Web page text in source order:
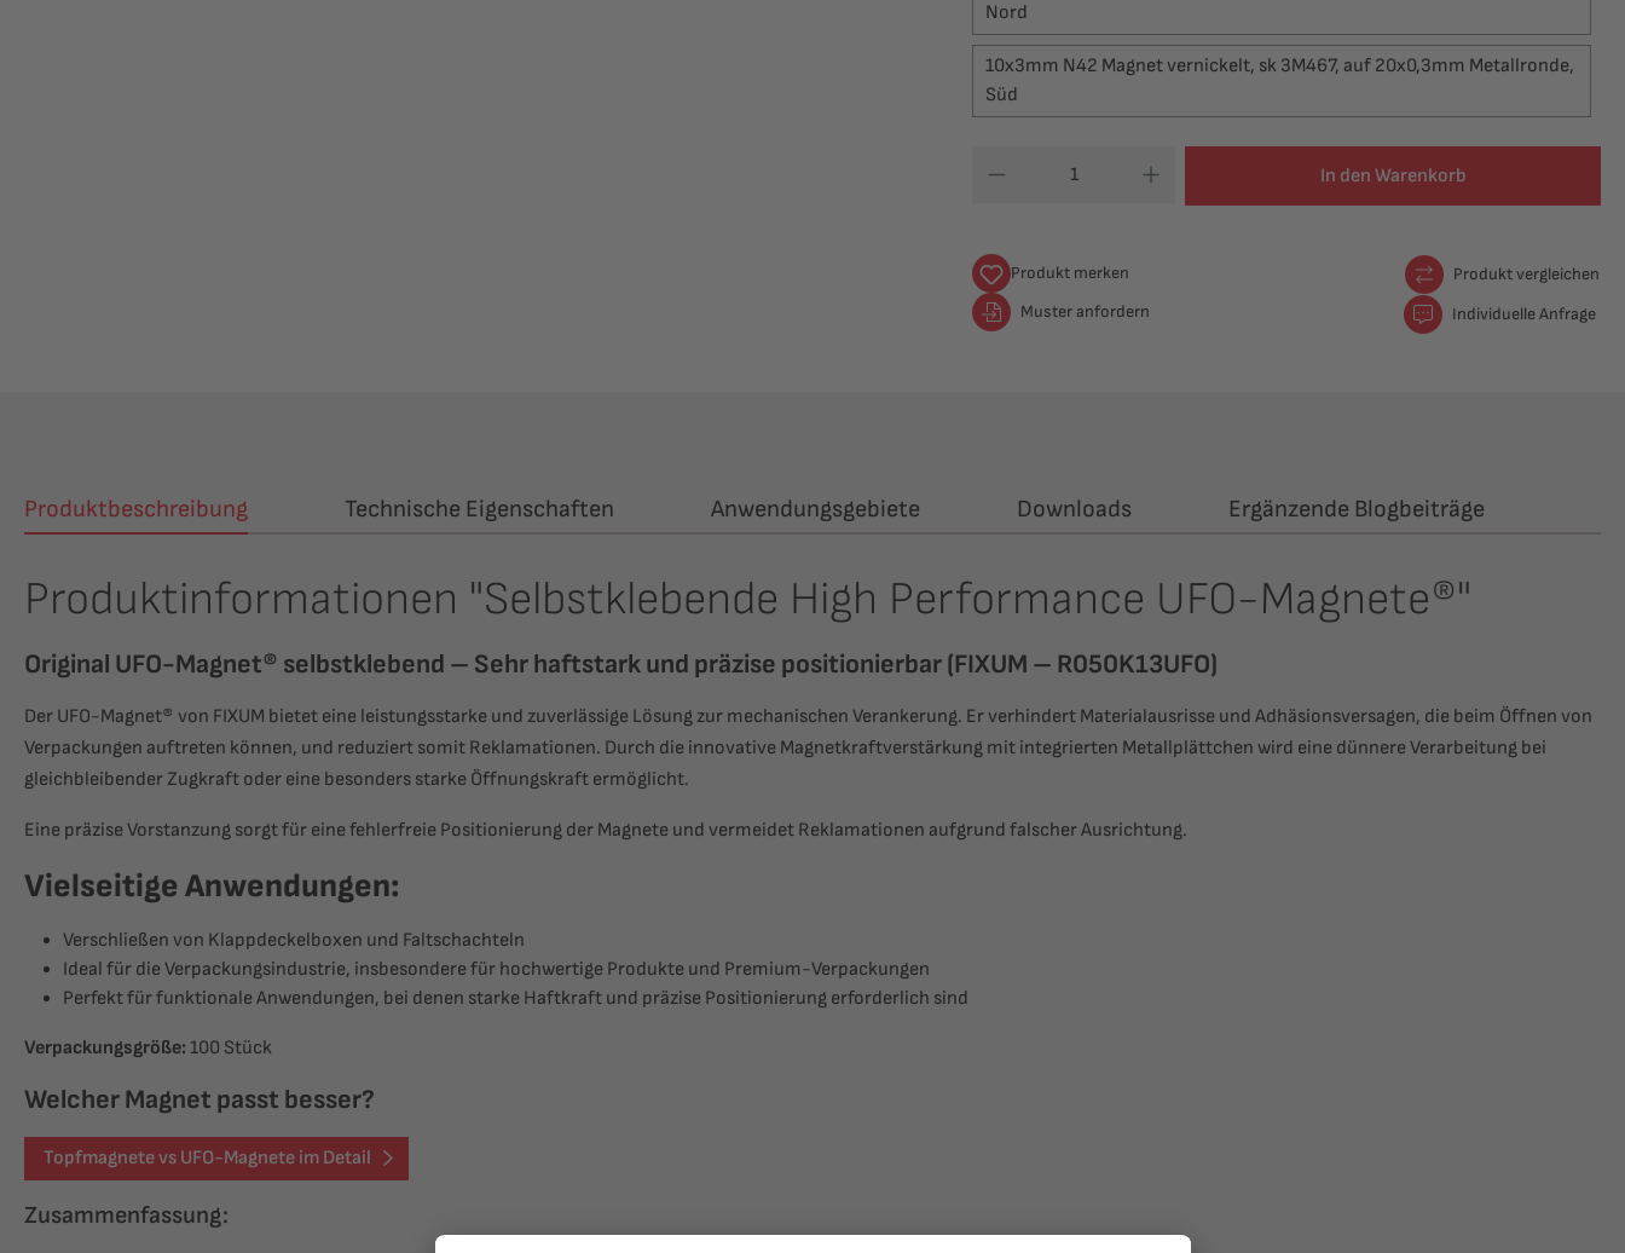
Nord
10x3mm N42 Magnet vernickelt, sk 3M467, auf 20x0,3mm Metallronde,
Süd
In den Warenkorb
Produkt merken
Muster anfordern
Produkt vergleichen
Individuelle Anfrage
Produktbeschreibung Technische Eigenschaften Anwendungsgebiete Downloads Ergänzende Blogbeiträge
Produktinformationen "Selbstklebende High Performance UFO-Magnete®"
Original UFO-Magnet® selbstklebend – Sehr haftstark und präzise positionierbar (FIXUM – R050K13UFO)
Der UFO-Magnet® von FIXUM bietet eine leistungsstarke und zuverlässige Lösung zur mechanischen Verankerung. Er verhindert Materialausrisse und Adhäsionsversagen, die beim Öffnen von
Verpackungen auftreten können, und reduziert somit Reklamationen. Durch die innovative Magnetkraftverstärkung mit integrierten Metallplättchen wird eine dünnere Verarbeitung bei
gleichbleibender Zugkraft oder eine besonders starke Öffnungskraft ermöglicht.
Eine präzise Vorstanzung sorgt für eine fehlerfreie Positionierung der Magnete und vermeidet Reklamationen aufgrund falscher Ausrichtung.
Vielseitige Anwendungen:
Verschließen von Klappdeckelboxen und Faltschachteln
Ideal für die Verpackungsindustrie, insbesondere für hochwertige Produkte und Premium-Verpackungen
Perfekt für funktionale Anwendungen, bei denen starke Haftkraft und präzise Positionierung erforderlich sind
Verpackungsgröße: 100 Stück
Welcher Magnet passt besser?
Topfmagnete vs UFO-Magnete im Detail
Zusammenfassung: